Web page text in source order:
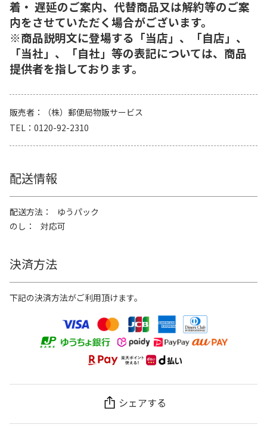
着・ 遅延のご案内、代替商品又は解約等のご案
内をさせていただく場合がございます。
※商品説明文に登場する「当店」、「自店」、
「当社」、「自社」等の表記については、商品
提供者を指しております。
販売者
（株）郵便局物販サービス
TEL
0120-92-2310
配送情報
配送方法
ゆうパック
のし
対応可
決済方法
下記の決済方法がご利用頂けます。
シェアする